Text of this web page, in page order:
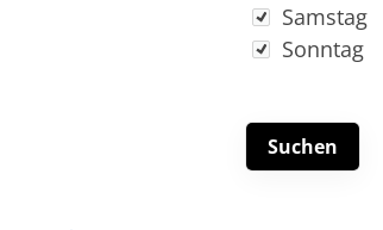
Samstag
Sonntag